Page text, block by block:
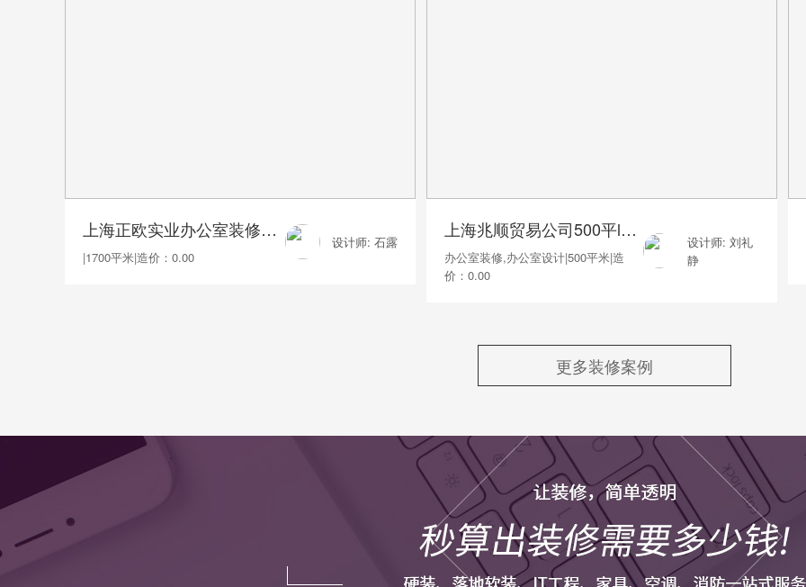
上海正欧实业办公室装修1700平
|1700平米|造价：0.00
设计师: 石露
上海兆顺贸易公司500平loft风格
办公室装修,办公室设计|500平米|造
价：0.00
设计师: 刘礼
静
更多装修案例